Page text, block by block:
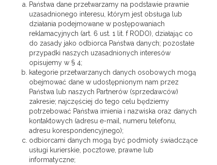
Państwa dane przetwarzamy na podstawie prawnie
uzasadnionego interesu, którym jest obsługa lub
działania podejmowane w postępowaniach
reklamacyjnych (art. 6 ust. 1 lit. f RODO), działając co
do zasady jako odbiorca Państwa danych; pozostałe
przypadki naszych uzasadnionych interesów
opisujemy w § 4;
kategorie przetwarzanych danych osobowych mogą
obejmować dane w udostępnionym nam przez
Państwa lub naszych Partnerów (sprzedawców)
zakresie; najczęściej do tego celu będziemy
potrzebować Państwa imienia i nazwiska oraz danych
kontaktowych (adresu e-mail, numeru telefonu,
adresu korespondencyjnego);
odbiorcami danych mogą być podmioty świadczące
usługi kurierskie, pocztowe, prawne lub
informatyczne;